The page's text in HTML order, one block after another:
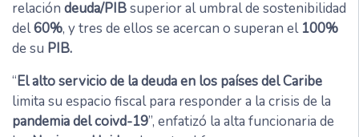
relación deuda/PIBsuperior al umbral de sostenibilidad
del60%, y tres de ellos se acercan o superan el 100%
de su PIB.
“El alto servicio de la deuda en los países del Caribe
limita su espacio fiscal para responder a la crisis de la
pandemia del coivd-19”, enfatizó la alta funcionaria de